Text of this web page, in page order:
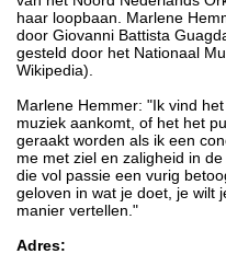
haar loopbaan. Marlene
door Giovanni Battista
gesteld door het Nationaal
Wikipedia).
Marlene Hemmer: "Ik vind
muziek aankomt, of het het
geraakt worden als ik een
me met ziel en zaligheid in
die vol passie een vurig
geloven in wat je doet, je wilt
manier vertellen."
Adres: